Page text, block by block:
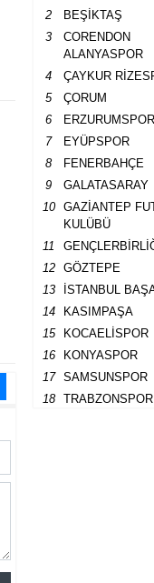
2 BEŞİKTAŞ
3
CORENDON
ALANYASPOR
4 ÇAYKUR
5
ÇORUM
6
ERZURUMSPOR
7
EYÜPSPOR
8
FENERBAHÇE
9
GALATASARAY
10
GAZİANTEP
KULÜBÜ
11
12
GÖZTEPE
13
İSTANBUL
14
KASIMPAŞA
15
KOCAELİSPOR
16
KONYASPOR
17
SAMSUNSPOR
18
TRABZONSPOR